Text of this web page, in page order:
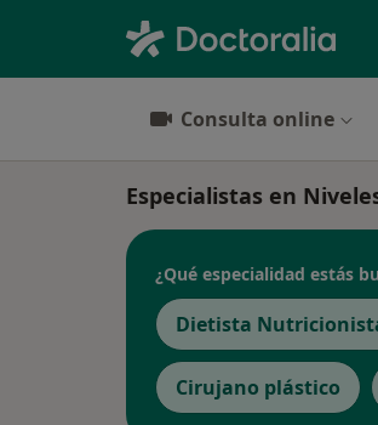
Consulta online
Especialistas en
¿Qué especialidad estás
Dietista
Cirujano plástico